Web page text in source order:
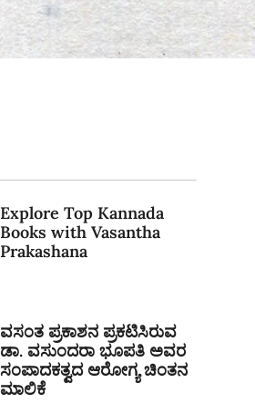
Explore Top Kannada
Books with Vasantha
Prakashana
ವಸಂತ ಪ್ರಕಾಶನ ಪ್ರಕಟಿಸಿರುವ
ಡಾ. ವಸುಂದರಾ ಭೂಪತಿ ಅವರ
ಸಂಪಾದಕತ್ವದ ಆರೋಗ್ಯ ಚಿಂತನ
ಮಾಲಿಕೆ